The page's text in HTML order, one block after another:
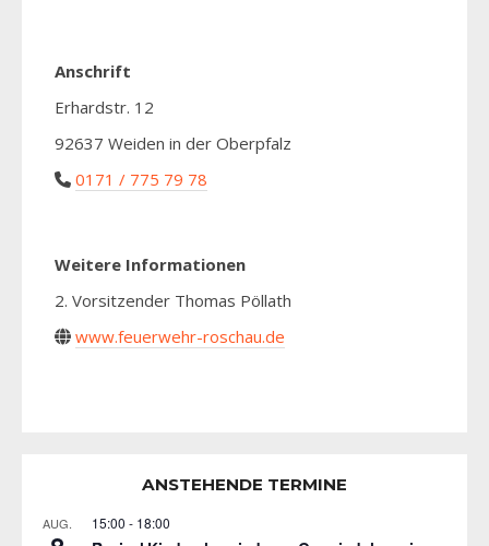
Anschrift
Erhardstr. 12
92637 Weiden in der Oberpfalz
0171 / 775 79 78
Weitere Informationen
2. Vorsitzender Thomas Pöllath
www.feuerwehr-roschau.de
ANSTEHENDE TERMINE
AUG. 15:00 - 18:00